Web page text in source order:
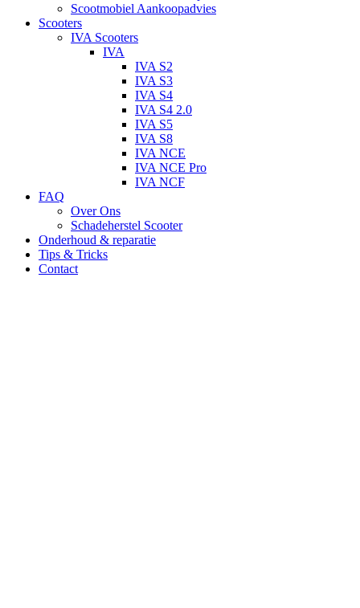
Scootmobiel Aankoopadvies
Scooters
IVA Scooters
IVA
IVA S2
IVA S3
IVA S4
IVA S4 2.0
IVA S5
IVA S8
IVA NCE
IVA NCE Pro
IVA NCF
FAQ
Over Ons
Schadeherstel Scooter
Onderhoud & reparatie
Tips & Tricks
Contact